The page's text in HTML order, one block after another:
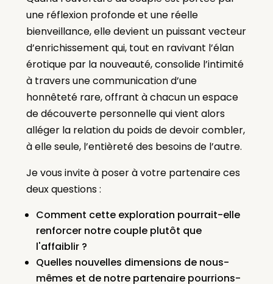
une réflexion profonde et une réelle
bienveillance, elle devient un puissant vecteur
d’enrichissement qui, tout en ravivant l’élan
érotique par la nouveauté, consolide l’intimité
à travers une communication d’une
honnêteté rare, offrant à chacun un espace
de découverte personnelle qui vient alors
alléger la relation du poids de devoir combler,
à elle seule, l’entièreté des besoins de l’autre.
Je vous invite à poser à votre partenaire ces
deux questions :
Comment cette exploration pourrait-elle
renforcer notre couple plutôt que
l'affaiblir ?
Quelles nouvelles dimensions de nous-
mêmes et de notre partenaire pourrions-